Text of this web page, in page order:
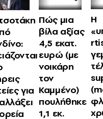
για
Πώς μια
βίλα αξίας
4,5 εκατ.
ευρώ (με
νοικάρη
τον
Καμμένο)
πουλήθηκε
1,1 εκ.
Η